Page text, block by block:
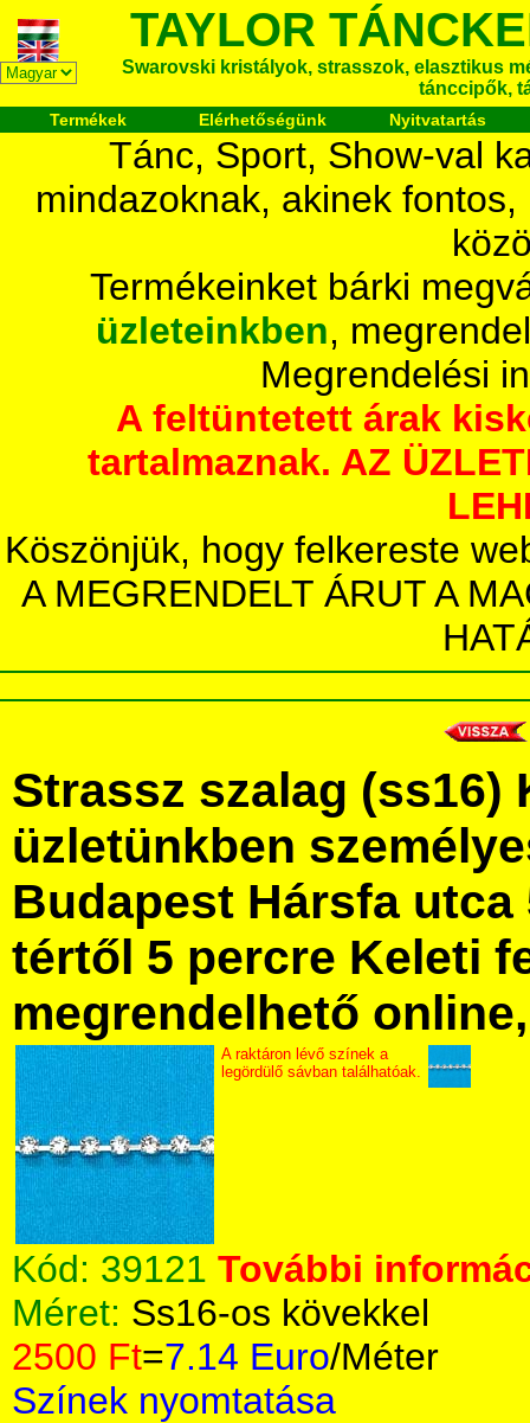
TAYLOR
Swarovski kristályok, strasszok, elasztikus
tánccipők,
Termékek Elérhetőségünk Nyitvatartás
Tánc, Sport, Show-val
mindazoknak, akinek
Termékeinket bárki
üzleteinkben,
Megrendelési
A feltüntetett árak
tartalmaznak. AZ
Köszönjük, hogy felkereste
A MEGRENDELT ÁRUT A
Strassz szalag (ss16)
üzletünkben
Budapest Hársfa utca
tértől 5 percre Keleti
megrendelhető
A raktáron lévő színek a
legördülő sávban találhatóak.
Kód: 39121 További
Méret: Ss16-os kövekkel
2500 Ft=7.14 Euro/Méter
Színek nyomtatása